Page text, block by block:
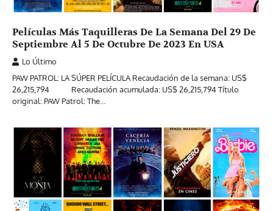
Películas Más Taquilleras De La Semana Del 29 De
Septiembre Al 5 De Octubre De 2023 En USA
Lo Último
PAW PATROL: LA SÚPER PELÍCULA Recaudación de la semana: US$
26,215,794 Recaudación acumulada: US$ 26,215,794 Título
original: PAW Patrol: The…